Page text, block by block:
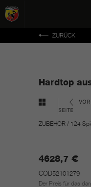
ZURÜCK
Hardtop
SEITE
ZUBEHÖR / 124
4628,7 €
COD52101279
Der Preis für das